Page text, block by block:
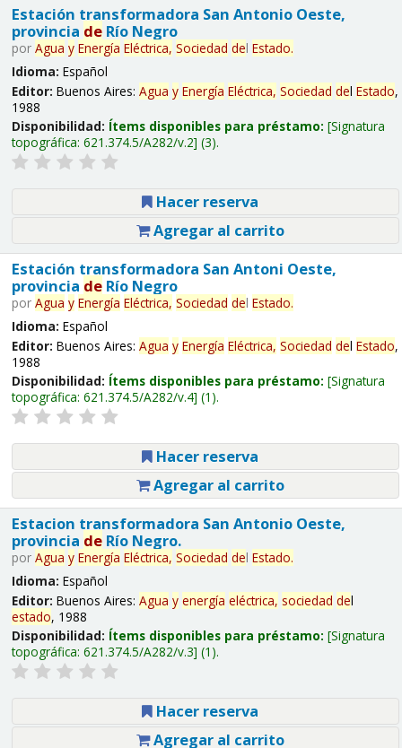
Estación transformadora San Antonio Oeste,
provincia deRío Negro
por Agua y Energía Eléctrica, Sociedad del Estado.
Idioma: Español
Editor: Buenos Aires: Agua y Energía Eléctrica, Sociedad del Estado,
1988
Disponibilidad: Ítems disponibles para préstamo: Signatura
topográfica: 621.374.5/A282/v.2 (3).
Hacer reserva
Agregar al carrito
Estación transformadora San Antoni Oeste,
provincia deRío Negro
por Agua y Energía Eléctrica, Sociedad del Estado.
Idioma: Español
Editor: Buenos Aires: Agua y Energía Eléctrica, Sociedad del Estado,
1988
Disponibilidad: Ítems disponibles para préstamo: Signatura
topográfica: 621.374.5/A282/v.4 (1).
Hacer reserva
Agregar al carrito
Estacion transformadora San Antonio Oeste,
provincia deRío Negro.
por Agua y Energía Eléctrica, Sociedad del Estado.
Idioma: Español
Editor: Buenos Aires: Agua y energía eléctrica, sociedad del
estado, 1988
Disponibilidad: Ítems disponibles para préstamo: Signatura
topográfica: 621.374.5/A282/v.3 (1).
Hacer reserva
Agregar al carrito